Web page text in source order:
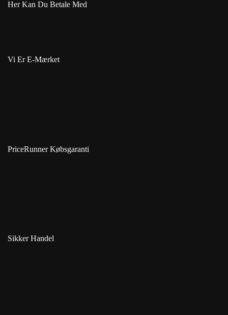
Her Kan Du Betale Med
Vi Er E-Mærket
PriceRunner Købsgaranti
Sikker Handel